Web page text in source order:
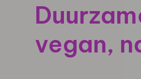
vegan,